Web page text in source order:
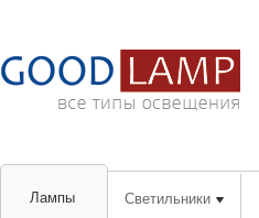
Лампы Светильники